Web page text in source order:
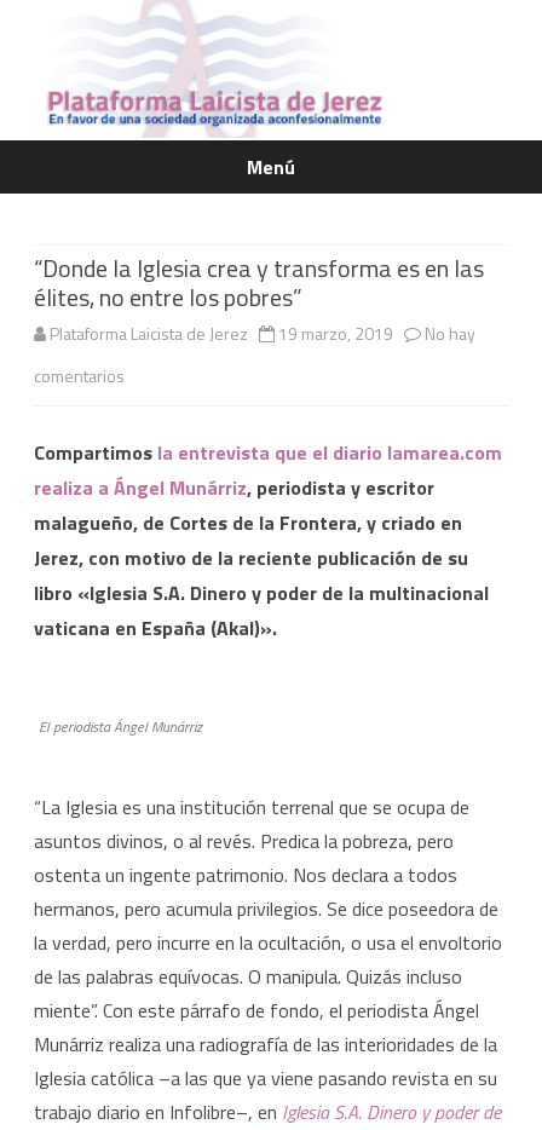
Menú
Saltar
“Donde la Iglesia crea y transforma es en las
élites, no entre los pobres”
Plataforma Laicista de Jerez 19 marzo, 2019
No hay
comentarios
la
Iglesia
y
transforma
élites,
no
entre
los
pobres”
Compartimos la entrevista que el diario lamarea.com
realiza a Ángel Munárriz, periodista y escritor
malagueño, de Cortes de la Frontera, y criado en
Jerez, con motivo de la reciente publicación de su
libro «Iglesia S.A. Dinero y poder de la multinacional
vaticana en España (Akal)».
El periodista Ángel Munárriz
“La Iglesia es una institución terrenal que se ocupa de
asuntos divinos, o al revés. Predica la pobreza, pero
ostenta un ingente patrimonio. Nos declara a todos
hermanos, pero acumula privilegios. Se dice poseedora de
la verdad, pero incurre en la ocultación, o usa el envoltorio
de las palabras equívocas. O manipula. Quizás incluso
miente”. Con este párrafo de fondo, el periodista Ángel
Munárriz realiza una radiografía de las interioridades de la
Iglesia católica –a las que ya viene pasando revista en su
trabajo diario en Infolibre–, en Iglesia S.A. Dinero y poder de